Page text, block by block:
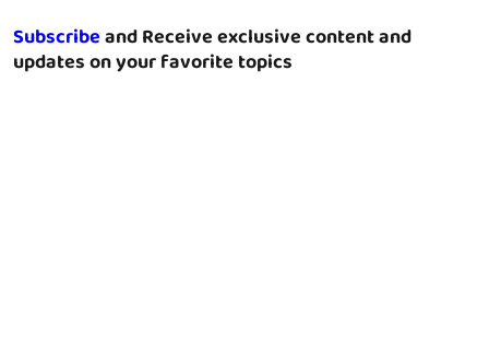
Subscribeand Receive exclusive content and
updates on your favorite topics